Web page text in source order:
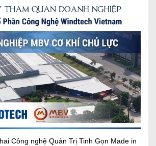
Công nghệ Quản Trị Tinh Gọn Made in